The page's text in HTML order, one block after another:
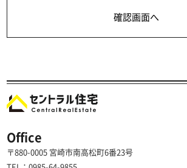
Office
〒880-0005 宮崎市南高松町6番23号